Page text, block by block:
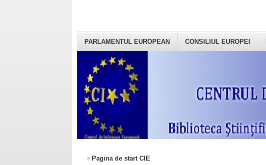
PARLAMENTUL EUROPEAN CONSILIUL EUROPEI
Pagina de start CIE